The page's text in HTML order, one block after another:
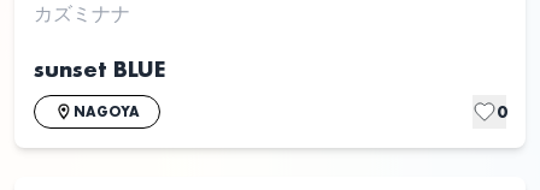
カズミナナ
sunset BLUE
NAGOYA 0